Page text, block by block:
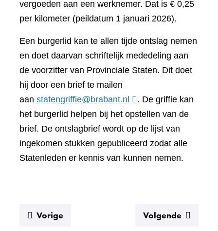
vergoeden aan een werknemer. Dat is € 0,25
per kilometer (peildatum 1 januari 2026).
Een burgerlid kan te allen tijde ontslag nemen
en doet daarvan schriftelijk mededeling aan
de voorzitter van Provinciale Staten. Dit doet
hij door een brief te mailen
aan statengriffie@brabant.nl
. De griffie kan
het burgerlid helpen bij het opstellen van de
brief. De ontslagbrief wordt op de lijst van
ingekomen stukken gepubliceerd zodat alle
Statenleden er kennis van kunnen nemen.
Vorige:
Volgende: